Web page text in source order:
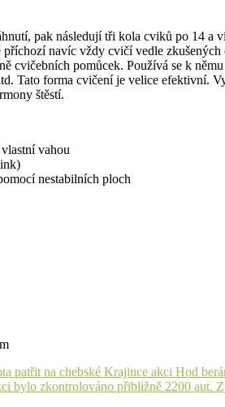
pak následují tři kola cviků po 14
navíc vždy cvičí vedle
cvičebních pomůcek. Používá se k
Tato forma cvičení je velice efektivní.
štěstí.
vahou
nestabilních ploch
patřit na chebské Krajince akci Hod
bylo zkontrolováno přibližně 2200 aut.